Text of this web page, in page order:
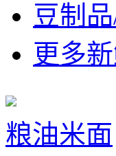
豆制
更多
粮油米面